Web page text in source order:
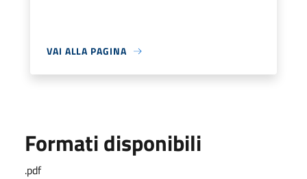
VAI ALLA PAGINA
Formati disponibili
.pdf